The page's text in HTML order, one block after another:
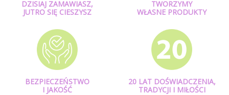
DZISIAJ ZAMAWIASZ,
JUTRO SIĘ CIESZYSZ
TWORZYMY
WŁASNE PRODUKTY
BEZPIECZEŃSTWO
I JAKOŚĆ
20 LAT DOŚWIADCZENIA,
TRADYCJI I MIŁOŚCI